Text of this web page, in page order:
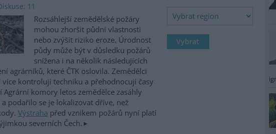
11
Rozsáhlejší zemědělské požáry
mohou zhoršit půdní vlastnosti
nebo zvýšit riziko eroze. Úrodnost
půdy může být v důsledku požárů
snížena i na několik následujících
agrárníků, které ČTK oslovila. Zemědělci
kontrolují techniku a přehodnocují časy
Agrární komory letos zemědělce zasáhly
podařilo se je lokalizovat dříve, než
Výstraha před vznikem požárů nyní platí
severních Čech.